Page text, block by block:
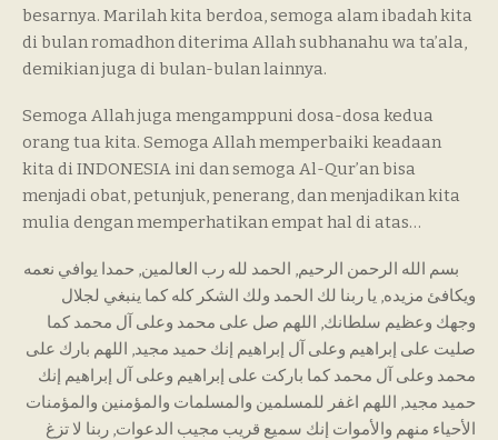
besarnya. Marilah kita berdoa, semoga alam ibadah kita
di bulan romadhon diterima Allah subhanahu wa ta’ala,
demikian juga di bulan-bulan lainnya.
Semoga Allah juga mengamppuni dosa-dosa kedua
orang tua kita. Semoga Allah memperbaiki keadaan
kita di INDONESIA ini dan semoga Al-Qur’an bisa
menjadi obat, petunjuk, penerang, dan menjadikan kita
mulia dengan memperhatikan empat hal di atas…
بسم الله الرحمن الرحيم, الحمد لله رب العالمين, حمدا يوافي نعمه
ويكافئ مزيده, يا ربنا لك الحمد ولك الشكر كله كما ينبغي لجلال
وجهك وعظيم سلطانك, اللهم صل على محمد وعلى آل محمد كما
صليت على إبراهيم وعلى آل إبراهيم إنك حميد مجيد, اللهم بارك على
محمد وعلى آل محمد كما باركت على إبراهيم وعلى آل إبراهيم إنك
حميد مجيد, اللهم اغفر للمسلمين والمسلمات والمؤمنين والمؤمنات
الأحياء منهم والأموات إنك سميع قريب مجيب الدعوات, ربنا لا تزغ